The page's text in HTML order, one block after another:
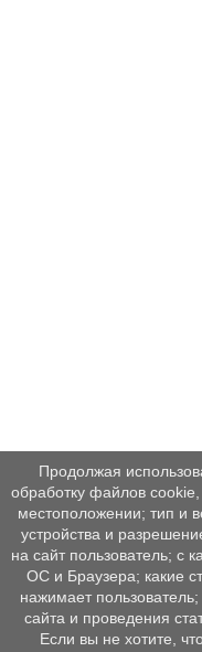
Продолжая
обработку файлов
местоположении; тип и
устройства и
на сайт пользователь; с
ОС и Браузера; какие
нажимает
сайта и проведения
Если вы не хотите,